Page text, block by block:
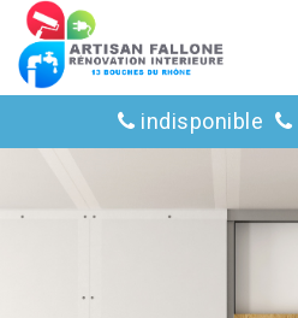
indisponible